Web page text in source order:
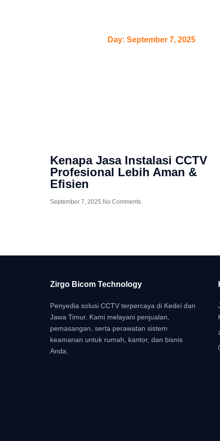
Day: September 7, 2025
Kenapa Jasa Instalasi CCTV
Profesional Lebih Aman &
Efisien
September 7, 2025 No Comments
Zirgo Bicom Technology
Penyedia solusi CCTV terpercaya di Kediri dan
Jawa Timur. Kami melayani penjualan,
pemasangan, serta perawatan sistem
keamanan untuk rumah, kantor, dan bisnis
Anda.